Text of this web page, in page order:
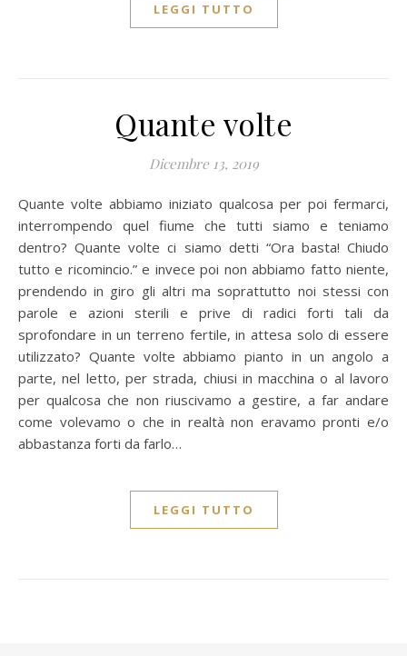
LEGGI TUTTO
Quante volte
Dicembre 13, 2019
Quante volte abbiamo iniziato qualcosa per poi fermarci,
interrompendo quel fiume che tutti siamo e teniamo
dentro? Quante volte ci siamo detti “Ora basta! Chiudo
tutto e ricomincio.” e invece poi non abbiamo fatto niente,
prendendo in giro gli altri ma soprattutto noi stessi con
parole e azioni sterili e prive di radici forti tali da
sprofondare in un terreno fertile, in attesa solo di essere
utilizzato? Quante volte abbiamo pianto in un angolo a
parte, nel letto, per strada, chiusi in macchina o al lavoro
per qualcosa che non riuscivamo a gestire, a far andare
come volevamo o che in realtà non eravamo pronti e/o
abbastanza forti da farlo…
LEGGI TUTTO